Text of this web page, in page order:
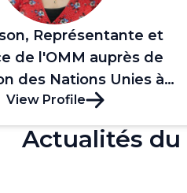
Représentante et
de l'OMM auprès de
des Nations Unies à
View Profile
Actualités du